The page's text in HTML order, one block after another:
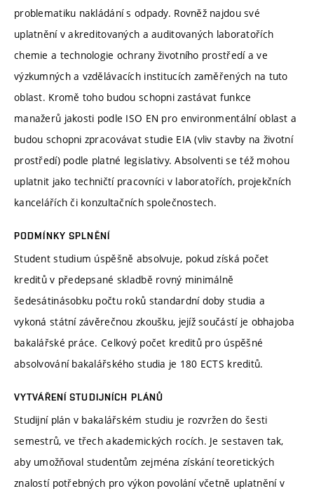
problematiku nakládání s odpady. Rovněž najdou své
uplatnění v akreditovaných a auditovaných laboratořích
chemie a technologie ochrany životního prostředí a ve
výzkumných a vzdělávacích institucích zaměřených na tuto
oblast. Kromě toho budou schopni zastávat funkce
manažerů jakosti podle ISO EN pro environmentální oblast a
budou schopni zpracovávat studie EIA (vliv stavby na životní
prostředí) podle platné legislativy. Absolventi se též mohou
uplatnit jako techničtí pracovníci v laboratořích, projekčních
kancelářích či konzultačních společnostech.
PODMÍNKY SPLNĚNÍ
Student studium úspěšně absolvuje, pokud získá počet
kreditů v předepsané skladbě rovný minimálně
šedesátinásobku počtu roků standardní doby studia a
vykoná státní závěrečnou zkoušku, jejíž součástí je obhajoba
bakalářské práce. Celkový počet kreditů pro úspěšné
absolvování bakalářského studia je 180 ECTS kreditů.
VYTVÁŘENÍ STUDIJNÍCH PLÁNŮ
Studijní plán v bakalářském studiu je rozvržen do šesti
semestrů, ve třech akademických rocích. Je sestaven tak,
aby umožňoval studentům zejména získání teoretických
znalostí potřebných pro výkon povolání včetně uplatnění v